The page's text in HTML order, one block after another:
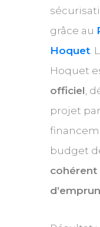
grâce au
Hoquet
Hoquet
officiel ,
projet
budget
cohérent